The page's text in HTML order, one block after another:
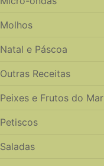
Molhos
Natal e Páscoa
Outras Receitas
Peixes e Frutos do Mar
Petiscos
Saladas